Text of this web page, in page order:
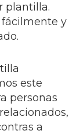
plantilla.
fácilmente y
este
personas
a